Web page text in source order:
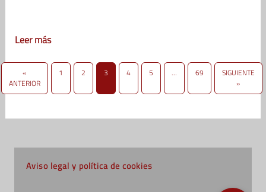
Leer más
«
ANTERIOR
1 2 3 4 5 … 69
SIGUIENTE
»
Aviso legal y política de cookies